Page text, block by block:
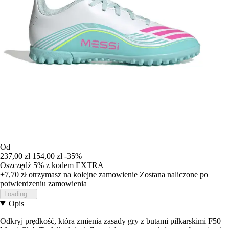
Od
237,00 zł 154,00 zł -35%
Oszczędź 5% z kodem EXTRA
+7,70 złotrzymasz na kolejne zamowienie Zostana naliczone po
potwierdzeniu zamowienia
Loading...
Opis
Odkryj prędkość, która zmienia zasady gry z butami piłkarskimi F50